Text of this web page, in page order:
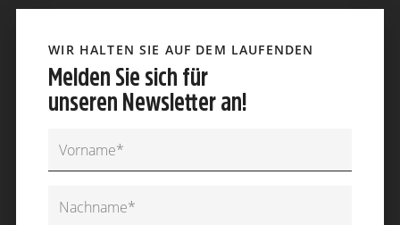
WIR HALTEN SIE AUF DEM LAUFENDEN
Melden Sie sich für
unseren Newsletter an!